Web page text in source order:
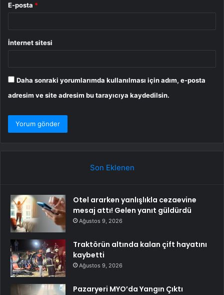
E-posta *
İnternet sitesi
Daha sonraki yorumlarımda kullanılması için adım, e-posta
adresim ve site adresim bu tarayıcıya kaydedilsin.
Son Eklenen
Otel ararken yanlışlıkla cezaevine
mesaj attı! Gelen yanıt güldürdü
Ağustos 9, 2026
Traktörün altında kalan çift hayatını
kaybetti
Ağustos 9, 2026
Pazaryeri MYO’da Yangın Çıktı